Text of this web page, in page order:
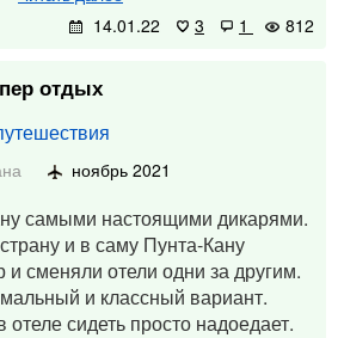
14.01.22
3 1 812
отдых
ноябрь 2021
самыми настоящими дикарями.
и в саму Пунта-Кану
сменяли отели одни за другим.
и классный вариант.
сидеть просто надоедает.